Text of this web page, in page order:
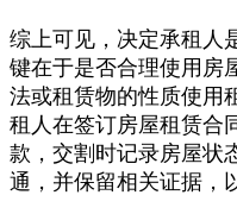
综上可见，决定承租人
键在于是否合理使用房
法或租赁物的性质使用
租人在签订房屋租赁合
款，交割时记录房屋状
通，并保留相关证据，